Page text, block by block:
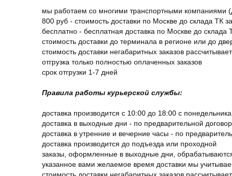
мы работаем со многими транспортными компаниями
800 руб - стоимость доставки по Москве до склада ТК
бесплатно - бесплатная доставка по Москве до склада
стоимость доставки до терминала в регионе или до
стоимость доставки негабаритных заказов
отгрузка только полностью оплаченных заказов
срок отгрузки 1-7 дней
Правила работы курьерской службы:
доставка производится с 10:00 до 18:00 с
доставка в выходные дни - по предварительной
доставка в утренние и вечерние часы - по
доставка производится до подъезда или проходной
заказы, оформленные в выходные дни,
указанное вами желаемое время доставки мы